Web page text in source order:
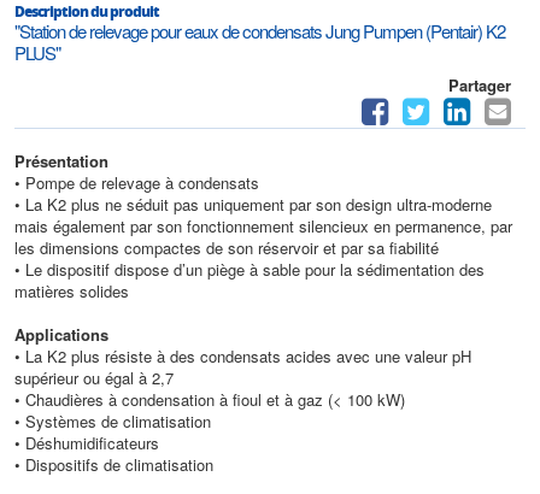
Description du produit
"Station de relevage pour eaux de condensats Jung Pumpen (Pentair) K2
PLUS"
Partager
Présentation
• Pompe de relevage à condensats
• La K2 plus ne séduit pas uniquement par son design ultra-moderne
mais également par son fonctionnement silencieux en permanence, par
les dimensions compactes de son réservoir et par sa fiabilité
• Le dispositif dispose d’un piège à sable pour la sédimentation des
matières solides
Applications
• La K2 plus résiste à des condensats acides avec une valeur pH
supérieur ou égal à 2,7
• Chaudières à condensation à fioul et à gaz (< 100 kW)
• Systèmes de climatisation
• Déshumidificateurs
• Dispositifs de climatisation